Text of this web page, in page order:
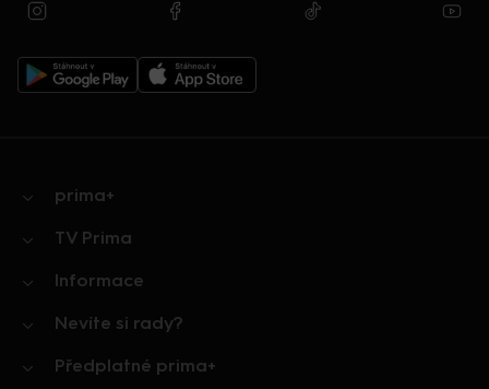
prima+
TV Prima
Informace
Nevíte si rady?
Předplatné prima+